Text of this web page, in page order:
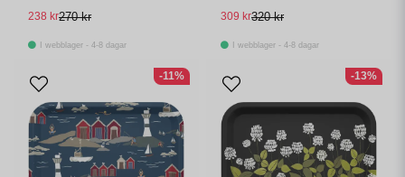
270 kr
238 kr
I webblager - 4-8 dagar
320 kr
309 kr
I webblager - 4-8 dagar
-11% -13%